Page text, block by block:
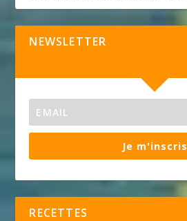
NEWSLETTER
Je m'inscris
RECETTES